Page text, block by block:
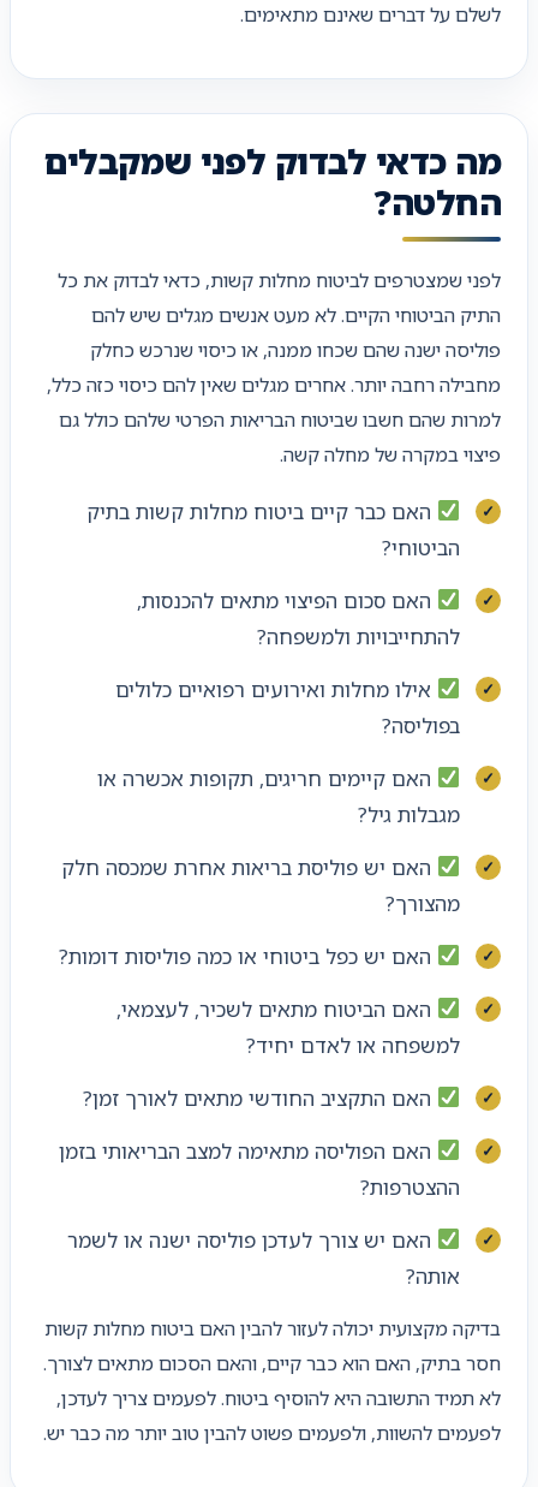
לשלם על דברים שאינם מתאימים.
מה כדאי לבדוק לפני שמקבלים
החלטה?
לפני שמצטרפים לביטוח מחלות קשות, כדאי לבדוק את כל
התיק הביטוחי הקיים. לא מעט אנשים מגלים שיש להם
פוליסה ישנה שהם שכחו ממנה, או כיסוי שנרכש כחלק
מחבילה רחבה יותר. אחרים מגלים שאין להם כיסוי כזה כלל,
למרות שהם חשבו שביטוח הבריאות הפרטי שלהם כולל גם
פיצוי במקרה של מחלה קשה.
האם כבר קיים ביטוח מחלות קשות בתיק
הביטוחי?
האם סכום הפיצוי מתאים להכנסות,
להתחייבויות ולמשפחה?
אילו מחלות ואירועים רפואיים כלולים
בפוליסה?
האם קיימים חריגים, תקופות אכשרה או
מגבלות גיל?
האם יש פוליסת בריאות אחרת שמכסה חלק
מהצורך?
האם יש כפל ביטוחי או כמה פוליסות דומות?
האם הביטוח מתאים לשכיר, לעצמאי,
למשפחה או לאדם יחיד?
האם התקציב החודשי מתאים לאורך זמן?
האם הפוליסה מתאימה למצב הבריאותי בזמן
ההצטרפות?
האם יש צורך לעדכן פוליסה ישנה או לשמר
אותה?
בדיקה מקצועית יכולה לעזור להבין האם ביטוח מחלות קשות
חסר בתיק, האם הוא כבר קיים, והאם הסכום מתאים לצורך.
לא תמיד התשובה היא להוסיף ביטוח. לפעמים צריך לעדכן,
לפעמים להשוות, ולפעמים פשוט להבין טוב יותר מה כבר יש.